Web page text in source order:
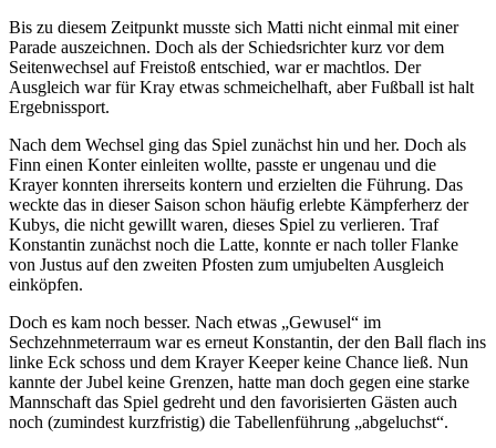
Bis zu diesem Zeitpunkt musste sich Matti nicht einmal mit einer
Parade auszeichnen. Doch als der Schiedsrichter kurz vor dem
Seitenwechsel auf Freistoß entschied, war er machtlos. Der
Ausgleich war für Kray etwas schmeichelhaft, aber Fußball ist halt
Ergebnissport.
Nach dem Wechsel ging das Spiel zunächst hin und her. Doch als
Finn einen Konter einleiten wollte, passte er ungenau und die
Krayer konnten ihrerseits kontern und erzielten die Führung. Das
weckte das in dieser Saison schon häufig erlebte Kämpferherz der
Kubys, die nicht gewillt waren, dieses Spiel zu verlieren. Traf
Konstantin zunächst noch die Latte, konnte er nach toller Flanke
von Justus auf den zweiten Pfosten zum umjubelten Ausgleich
einköpfen.
Doch es kam noch besser. Nach etwas „Gewusel“ im
Sechzehnmeterraum war es erneut Konstantin, der den Ball flach ins
linke Eck schoss und dem Krayer Keeper keine Chance ließ. Nun
kannte der Jubel keine Grenzen, hatte man doch gegen eine starke
Mannschaft das Spiel gedreht und den favorisierten Gästen auch
noch (zumindest kurzfristig) die Tabellenführung „abgeluchst“.